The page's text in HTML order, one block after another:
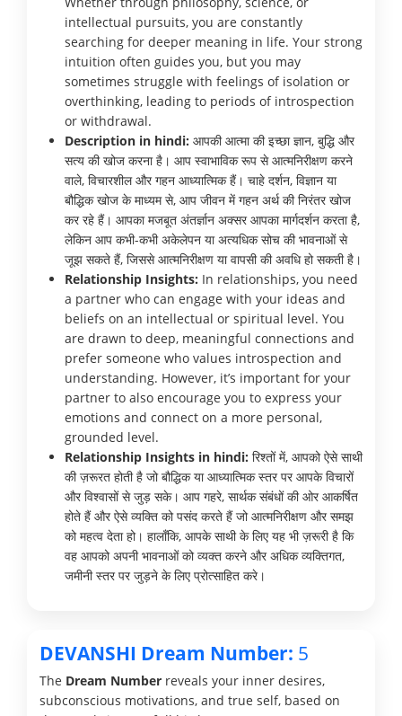
intellectual pursuits, you are constantly
searching for deeper meaning in life. Your strong
intuition often guides you, but you may
sometimes struggle with feelings of isolation or
overthinking, leading to periods of introspection
or withdrawal.
Description in hindi: आपकी आत्मा की इच्छा ज्ञान, बुद्धि और
सत्य की खोज करना है। आप स्वाभाविक रूप से आत्मनिरीक्षण करने
वाले, विचारशील और गहन आध्यात्मिक हैं। चाहे दर्शन, विज्ञान या
बौद्धिक खोज के माध्यम से, आप जीवन में गहन अर्थ की निरंतर खोज
कर रहे हैं। आपका मजबूत अंतर्ज्ञान अक्सर आपका मार्गदर्शन करता है,
लेकिन आप कभी-कभी अकेलेपन या अत्यधिक सोच की भावनाओं से
जूझ सकते हैं, जिससे आत्मनिरीक्षण या वापसी की अवधि हो सकती है।
Relationship Insights: In relationships, you need
a partner who can engage with your ideas and
beliefs on an intellectual or spiritual level. You
are drawn to deep, meaningful connections and
prefer someone who values introspection and
understanding. However, it’s important for your
partner to also encourage you to express your
emotions and connect on a more personal,
grounded level.
Relationship Insights in hindi: रिश्तों में, आपको ऐसे साथी
की ज़रूरत होती है जो बौद्धिक या आध्यात्मिक स्तर पर आपके विचारों
और विश्वासों से जुड़ सके। आप गहरे, सार्थक संबंधों की ओर आकर्षित
होते हैं और ऐसे व्यक्ति को पसंद करते हैं जो आत्मनिरीक्षण और समझ
को महत्व देता हो। हालाँकि, आपके साथी के लिए यह भी ज़रूरी है कि
वह आपको अपनी भावनाओं को व्यक्त करने और अधिक व्यक्तिगत,
जमीनी स्तर पर जुड़ने के लिए प्रोत्साहित करे।
DEVANSHI Dream Number: 5
The Dream Number reveals your inner desires,
subconscious motivations, and true self, based on